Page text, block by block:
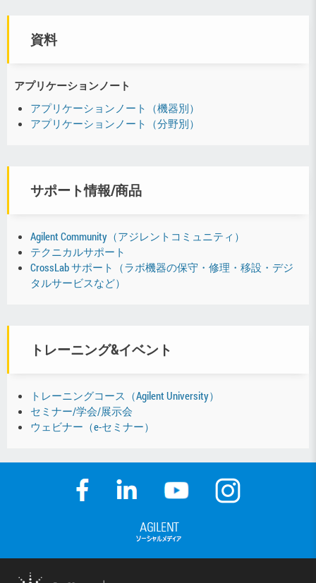
資料
アプリケーションノート
アプリケーションノート（機器別）
アプリケーションノート（分野別）
サポート情報/商品
Agilent Community（アジレントコミュニティ）
テクニカルサポート
CrossLab サポート（ラボ機器の保守・修理・移設・デジ
タルサービスなど）
トレーニング&イベント
トレーニングコース（Agilent University）
セミナー/学会/展示会
ウェビナー（e-セミナー）